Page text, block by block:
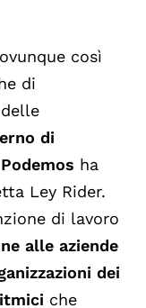
così
di
di
Podemos ha
Ley Rider.
di lavoro
alle aziende
dei
che